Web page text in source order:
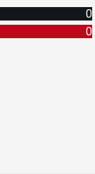
0
0